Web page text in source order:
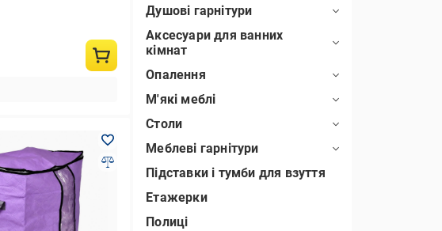
Душові гарнітури
Аксесуари для ванних
кімнат
Опалення
М'які меблі
Столи
Меблеві гарнітури
Підставки і тумби для взуття
Етажерки
Полиці